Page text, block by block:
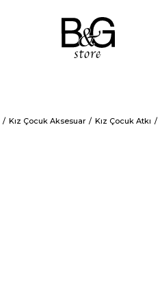
Kız Çocuk Aksesuar Kız Çocuk Atkı